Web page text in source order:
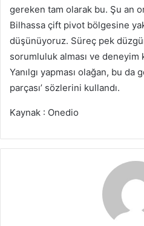
gereken tam olarak bu. Şu an
Bilhassa çift pivot bölgesine
düşünüyoruz. Süreç pek
sorumluluk alması ve deneyim
Yanılgı yapması olağan, bu
parçası’ sözlerini kullandı.
Kaynak : Onedio